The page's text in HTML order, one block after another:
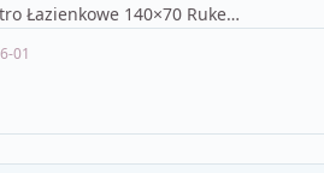
Łazienkowe 140×70 Ruke…
01